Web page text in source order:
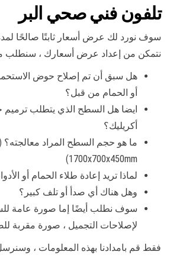
تلفون فني صحي البر
سوف نورد لك عرض أسعار ثابتًا صالحًا
نتمكن من إعداد عرض أسعارك ، سنطلب
هل سبق أن تم إصلاح حوض
أو الحمام من قبل؟
ايضا هل السطح الذي يتطلب ترميم
أكريليك؟
ما هو حجم السطح المراد معالجته؟
1700x700x450mm)
لماذا تريد إعادة طلاء الحمام أو
وهل هناك أي صدأ أو تلف كبير؟
سوف نطلب أيضًا إما صورة عامة
لإصلاحات التجميل ، صورة مقربة
فقط قم بامدادنا بهذه المعلومات ،